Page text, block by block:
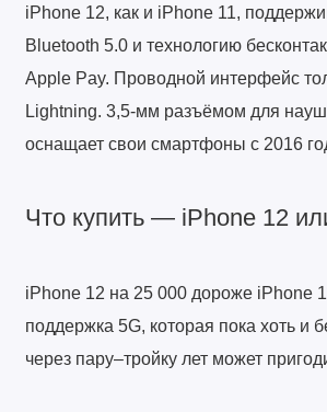
iPhone 12, как и iPhone 11,
Bluetooth 5.0 и технологию
Apple Pay. Проводной интерфейс
Lightning. 3,5-мм разъёмом для
оснащает свои смартфоны с 2016
Что купить — iPhone 12
iPhone 12 на 25 000 дороже iPhone
поддержка 5G, которая пока хоть и
через пару–тройку лет может